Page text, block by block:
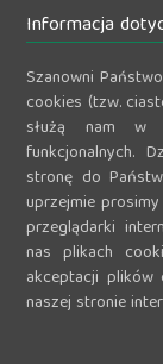
Informacja
Szanowni
cookies (tzw.
służą nam w
funkcjonalnych.
stronę do
uprzejmie
przeglądarki
nas plikach
akceptacji plików
naszej stronie